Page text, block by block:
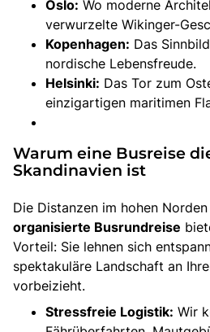
Oslo: Wo moderne
verwurzelte Wikinger-
Kopenhagen: Das
nordische Lebensfreude.
Helsinki: Das Tor zum
einzigartigen maritimen
Warum eine Busreise
Skandinavien ist
Die Distanzen im hohen
organisierte Busrundreise
Vorteil: Sie lehnen sich
spektakuläre Landschaft an
vorbeizieht.
Stressfreie Logistik: Wir